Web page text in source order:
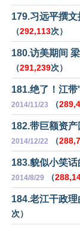
179.习远平撰
（292,113次）
180.访美期间
（291,239次）
181.绝了！江
2014/11/23 （
182.带巨额资
2014/12/22 （
183.貌似小笑
2014/8/29 （
184.老江干政
次）